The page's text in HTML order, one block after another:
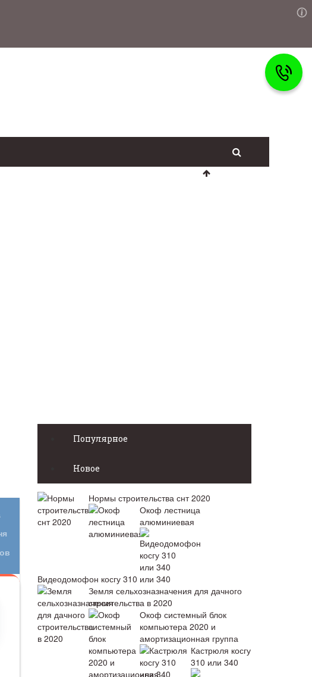
Популярное
Новое
Нормы строительства снт 2020
Окоф лестница
алюминиевая
Видеодомофон косгу 310 или 340
Земля сельхозназначения для дачного
строительства в 2020
Окоф системный блок
компьютера 2020 и
амортизационная группа
Кастрюля косгу
310 или 340